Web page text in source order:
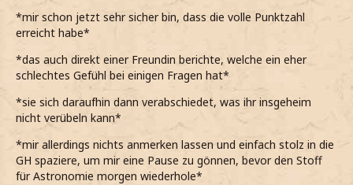
*mir schon jetzt sehr sicher bin, dass die volle Punktzahl
erreicht habe*
*das auch direkt einer Freundin berichte, welche ein eher
schlechtes Gefühl bei einigen Fragen hat*
*sie sich daraufhin dann verabschiedet, was ihr insgeheim
nicht verübeln kann*
*mir allerdings nichts anmerken lassen und einfach stolz in die
GH spaziere, um mir eine Pause zu gönnen, bevor den Stoff
für Astronomie morgen wiederhole*